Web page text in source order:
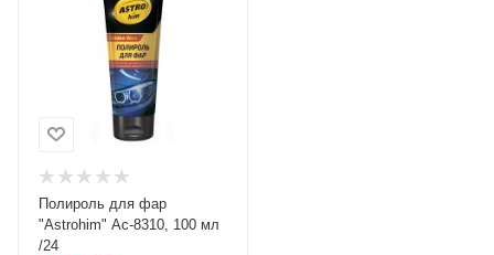
Полироль для фар
"Astrohim" Ас-8310, 100 мл
/24